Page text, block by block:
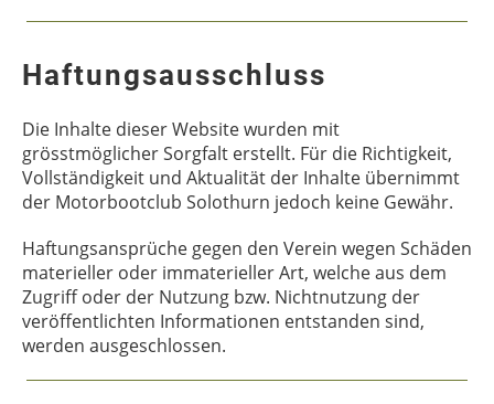
Haftungsausschluss
Die Inhalte dieser Website wurden mit
grösstmöglicher Sorgfalt erstellt. Für die Richtigkeit,
Vollständigkeit und Aktualität der Inhalte übernimmt
der Motorbootclub Solothurn jedoch keine Gewähr.
Haftungsansprüche gegen den Verein wegen Schäden
materieller oder immaterieller Art, welche aus dem
Zugriff oder der Nutzung bzw. Nichtnutzung der
veröffentlichten Informationen entstanden sind,
werden ausgeschlossen.